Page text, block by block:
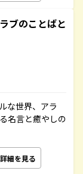
ブのことばと
な世界、アラ
名言と癒やしの
詳細を見る